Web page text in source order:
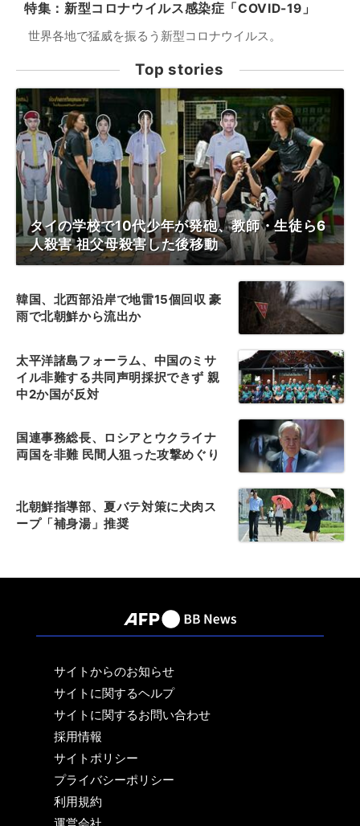
特集：新型コロナウイルス感染症「COVID-19」
世界各地で猛威を振るう新型コロナウイルス。
Top stories
タイの学校で10代少年が発砲、教師・生徒ら6
人殺害 祖父母殺害した後移動
韓国、北西部沿岸で地雷15個回収 豪
雨で北朝鮮から流出か
太平洋諸島フォーラム、中国のミサ
イル非難する共同声明採択できず 親
中2か国が反対
国連事務総長、ロシアとウクライナ
両国を非難 民間人狙った攻撃めぐり
北朝鮮指導部、夏バテ対策に犬肉ス
ープ「補身湯」推奨
サイトからのお知らせ
サイトに関するヘルプ
サイトに関するお問い合わせ
採用情報
サイトポリシー
プライバシーポリシー
利用規約
運営会社